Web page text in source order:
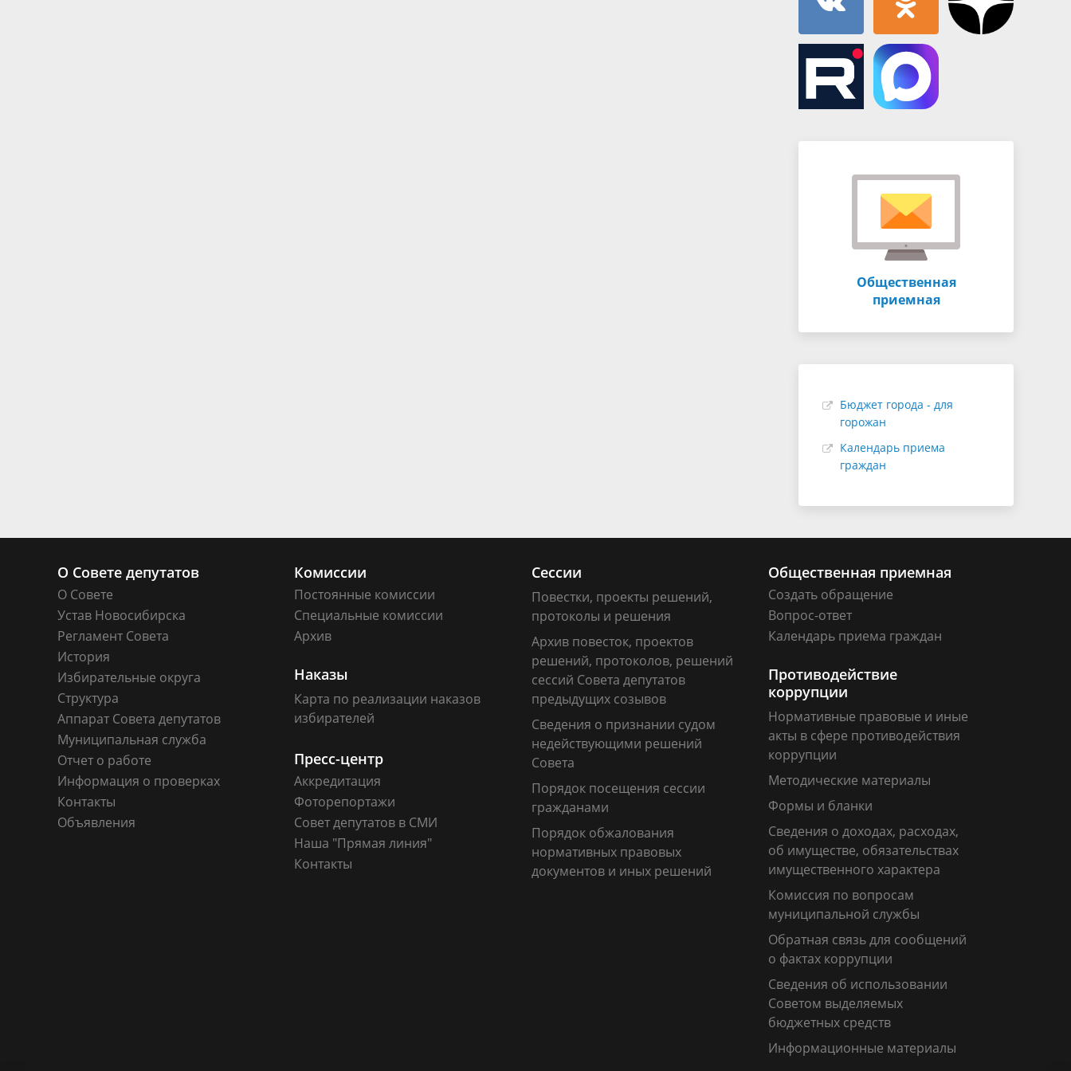
Общественная
приемная
Бюджет города - для
горожан
Календарь приема
граждан
О Совете депутатов
О Совете
Устав Новосибирска
Регламент Совета
История
Избирательные округа
Структура
Аппарат Совета депутатов
Муниципальная служба
Отчет о работе
Информация о проверках
Контакты
Объявления
Комиссии
Постоянные комиссии
Специальные комиссии
Архив
Сессии
Повестки, проекты решений,
протоколы и решения
Архив повесток, проектов
решений, протоколов, решений
сессий Совета депутатов
предыдущих созывов
Сведения о признании судом
недействующими решений
Совета
Порядок посещения сессии
гражданами
Порядок обжалования
нормативных правовых
документов и иных решений
Общественная приемная
Создать обращение
Вопрос-ответ
Календарь приема граждан
Наказы
Карта по реализации наказов
избирателей
Противодействие
коррупции
Нормативные правовые и иные
акты в сфере противодействия
коррупции
Методические материалы
Формы и бланки
Сведения о доходах, расходах,
об имуществе, обязательствах
имущественного характера
Комиссия по вопросам
муниципальной службы
Обратная связь для сообщений
о фактах коррупции
Сведения об использовании
Советом выделяемых
бюджетных средств
Информационные материалы
Пресс-центр
Аккредитация
Фоторепортажи
Совет депутатов в СМИ
Наша "Прямая линия"
Контакты